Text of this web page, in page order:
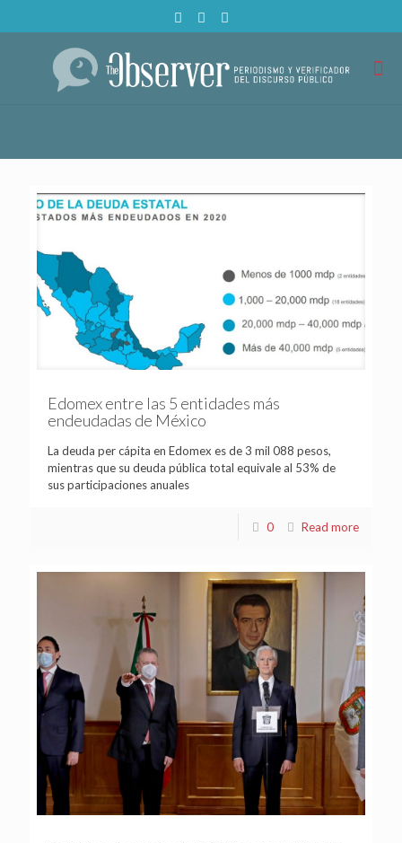
Edomex entre las 5 entidades más
endeudadas de México
La deuda per cápita en Edomex es de 3 mil 088 pesos,
mientras que su deuda pública total equivale al 53% de
sus participaciones anuales
0 Read more